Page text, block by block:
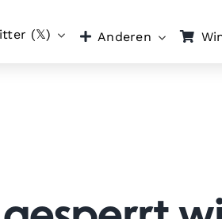
(𝕏) Anderen